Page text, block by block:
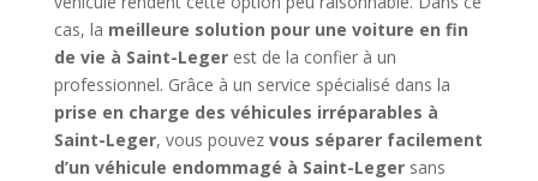
cas, la meilleure solution pour une voiture en fin
de vie à Saint-Legerest de la confier à un
professionnel. Grâce à un service spécialisé dans la
prise en charge des véhicules irréparables à
Saint-Leger, vous pouvez vous séparer facilement
d’un véhicule endommagé à Saint-Legersans